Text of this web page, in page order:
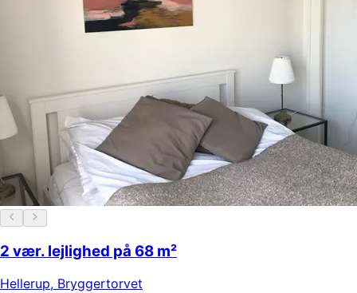
2 vær. lejlighed på 68 m²
Hellerup, Bryggertorvet